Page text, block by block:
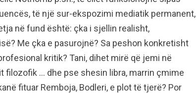
të një sur-ekspozimi mediatik permanent,
në fund është: çka i sjellin realisht,
Me çka e pasurojnë? Sa peshon konkretisht
kritik? Tani, dihet mirë që jemi në
filozofik … dhe pse shesin libra, marrin çmime
fituar Remboja, Bodleri, e plot të tjerë? Por